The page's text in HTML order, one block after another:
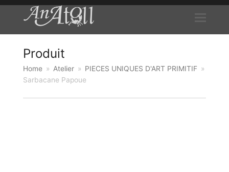
Produit
Home » Atelier » PIECES UNIQUES D'ART PRIMITIF »
Sarbacane Papoue